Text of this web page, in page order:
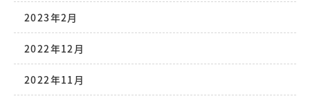
2023年2月
2022年12月
2022年11月